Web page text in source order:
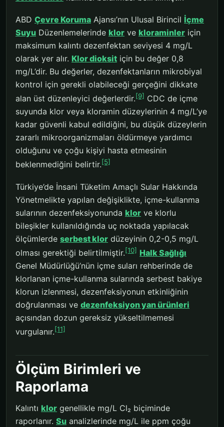
ABD Çevre Koruma Ajansı’nın Ulusal Birincil İçme
Suyu Düzenlemelerinde klor ve kloraminler için
maksimum kalıntı dezenfektan seviyesi 4 mg/L
olarak yer alır. Klor dioksit için bu değer 0,8
mg/L’dir. Bu değerler, dezenfektanların mikrobiyal
kontrol için gerekli olabileceği gerçeğini dikkate
alan üst düzenleyici değerlerdir.[9] CDC de içme
suyunda klor veya kloramin düzeylerinin 4 mg/L’ye
kadar güvenli kabul edildiğini, bu düşük düzeylerin
zararlı mikroorganizmaları öldürmeye yardımcı
olduğunu ve çoğu kişiyi hasta etmesinin
beklenmediğini belirtir.[5]
Türkiye’de İnsani Tüketim Amaçlı Sular Hakkında
Yönetmelikte yapılan değişiklikte, içme-kullanma
sularının dezenfeksiyonunda klor ve klorlu
bileşikler kullanıldığında uç noktada yapılacak
ölçümlerde serbest klor düzeyinin 0,2-0,5 mg/L
olması gerektiği belirtilmiştir.[10] Halk Sağlığı
Genel Müdürlüğü’nün içme suları rehberinde de
klorlanan içme-kullanma sularında serbest bakiye
klorun izlenmesi, dezenfeksiyonun etkinliğinin
doğrulanması ve dezenfeksiyon yan ürünleri
açısından dozun gereksiz yükseltilmemesi
vurgulanır.[11]
Ölçüm Birimleri ve
Raporlama
Kalıntı klor genellikle mg/L Cl₂ biçiminde
raporlanır. Su analizlerinde mg/L ile ppm çoğu